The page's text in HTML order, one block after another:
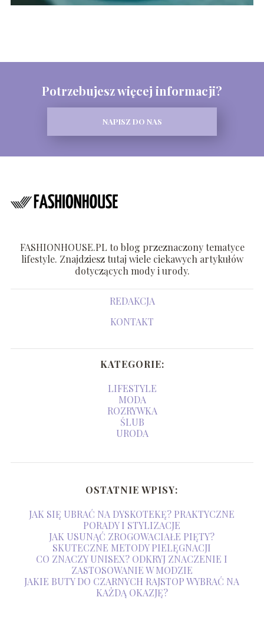
Potrzebujesz więcej informacji?
NAPISZ DO NAS
FASHIONHOUSE.PL to blog przeznaczony tematyce
lifestyle. Znajdziesz tutaj wiele ciekawych artykułów
dotyczących mody i urody.
REDAKCJA
KONTAKT
KATEGORIE:
LIFESTYLE
MODA
ROZRYWKA
ŚLUB
URODA
OSTATNIE WPISY:
JAK SIĘ UBRAĆ NA DYSKOTEKĘ? PRAKTYCZNE
PORADY I STYLIZACJE
JAK USUNĄĆ ZROGOWACIAŁE PIĘTY?
SKUTECZNE METODY PIELĘGNACJI
CO ZNACZY UNISEX? ODKRYJ ZNACZENIE I
ZASTOSOWANIE W MODZIE
JAKIE BUTY DO CZARNYCH RAJSTOP WYBRAĆ NA
KAŻDĄ OKAZJĘ?